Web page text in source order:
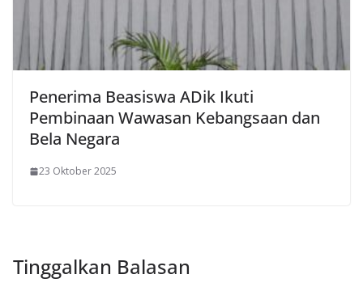
Penerima Beasiswa ADik Ikuti
Pembinaan Wawasan Kebangsaan dan
Bela Negara
23 Oktober 2025
Tinggalkan Balasan